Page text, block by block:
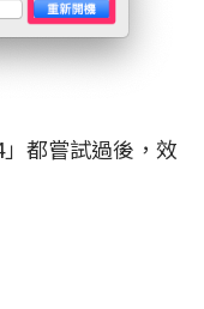
都嘗試過後，效